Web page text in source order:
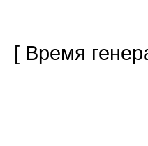
[ Время